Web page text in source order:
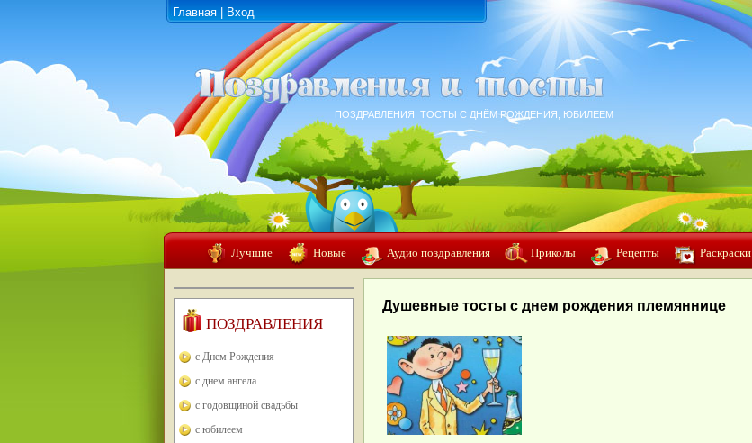
Главная Вход
ПОЗДРАВЛЕНИЯ, ТОСТЫ С ДНЁМ РОЖДЕНИЯ, ЮБИЛЕЕМ
Лучшие Новые Аудио поздравления Приколы Рецепты Раскраски
ПОЗДРАВЛЕНИЯ
с Днем Рождения
с днем ангела
с годовщиной свадьбы
с юбилеем
Душевные тосты с днем рождения племяннице